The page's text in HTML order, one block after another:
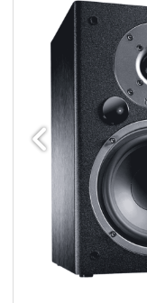
Edellinen